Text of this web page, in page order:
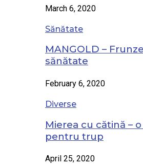
March 6, 2020
Sănătate
MANGOLD –
sănătate
February 6, 2020
Diverse
Mierea cu cătină –
pentru trup
April 25, 2020